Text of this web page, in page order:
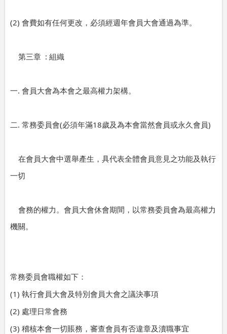
(2) 會費如有任何更改，必須經週年會員大會通過為準。
第三章 : 組織
一. 會員大會為本會之最高權力架構。
二. 常務委員會(必須年滿18歲及為本會當然會員或永久會員)
在會員大會中選舉產生，具代表全體會員意見之功能及執行
一切
會務的權力。會員大會休會期間，以常務委員會為最高權力
機關。
常務委員會職權如下：
(1) 執行會員大會及特別會員大會之議決事項
(2) 處理日常會務
(3) 稽核本會一切賬務，審查會員有否違章及瀆職事宜